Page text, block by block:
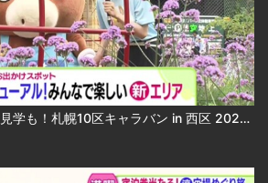
驚きの巨大展示に工場見学も！札幌10区キャラバン in 西区 2026-07-30 2026-07-30